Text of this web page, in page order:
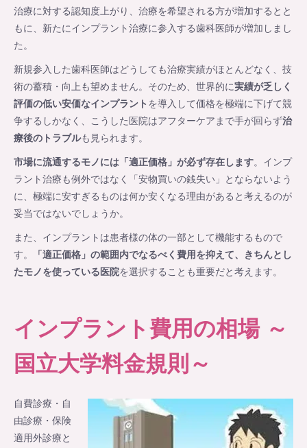
治療に対する認知度上がり、治療を希望される方が増加するとと
もに、新たにインプラント治療に参入する歯科医師が増加しまし
た。
新規参入した歯科医師はどうしても治療実績がほとんどなく、技
術の蓄積・向上も望めません。そのため、世界的に実績が乏しく
評価の低い安価なインプラント を導入して価格を極端に下げて競
争するしかなく、こうした医院はアフターケアまで手が回らず治
療後のトラブルも見られます。
市場に流通するモノには「適正価格」が必ず存在します。インプ
ラント治療も例外ではなく「安物買いの銭失い」とならないよう
に、極端に安すぎるものは何か安くなる理由があると考えるのが
妥当ではないでしょうか。
また、インプラントは患者様の体の一部として機能するもので
す。
「適正価格」の範囲内でなるべく費用を抑えて、きちんとし
たモノを使っている医院を選択することも重要だと考えます。
インプラント費用の相場 ～
国立大学料金規則～
自費診療・自
由診療・保険
適用外診療と